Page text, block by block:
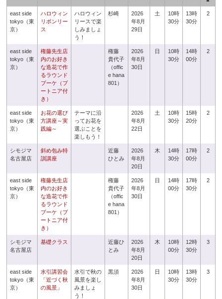
east side
tokyo（東
京）
ハロウィン
リボンリー
ス
ハロウィン
リースで楽
しみましょ
う！
杉崎
2026
年8月
29日
土
10時
30分
13時
30分
2
east side
tokyo（東
京）
権藤先生店
内のお好き
な造花で作
るラウンド
ブーケ（ブ
ートニア付
き）
権藤
貴代子
（offic
e hana
801）
2026
年8月
30日
日
10時
30分
14時
00分
2
east side
tokyo（東
京）
お花の選び
方講座～実
践編～
テーマに沿
ってお花を
選ぶことを
楽しもう！
2026
年8月
22日
土
10時
30分
15時
20分
2
シモジマ
名古屋店
斜め包み特
訓講座
近藤
ひとみ
2026
年8月
20日
木
14時
30分
17時
00分
2
east side
tokyo（東
京）
権藤先生店
内のお好き
な造花で作
るラウンド
ブーケ（ブ
ートニア付
き）
権藤
貴代子
（offic
e hana
801）
2026
年8月
30日
日
14時
00分
17時
30分
2
シモジマ
名古屋店
基礎クラス
近藤ひ
とみ
2026
年8月
20日
木
10時
00分
12時
30分
3
east side
tokyo（東
京）
水引講習会
「近づく秋
の風景」
水引で秋の
風景を楽し
みましょ
う！
黒須
2026
年8月
30日
日
10時
30分
13時
30分
3